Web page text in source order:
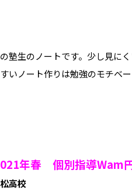
塾生のノートです。少し見に
いノート作りは勉強のモチベ
年春 個別指導Wam
高校